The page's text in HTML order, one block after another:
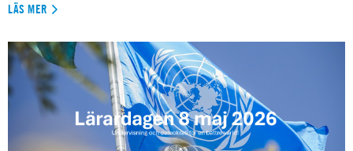
LÄS MER